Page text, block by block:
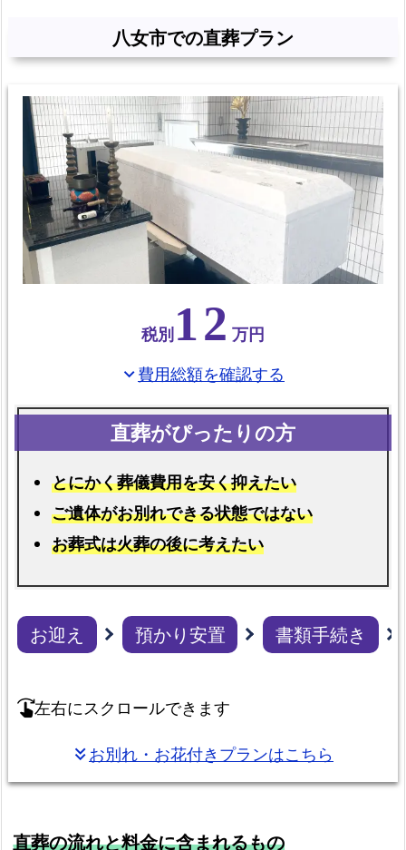
み
も
り
八
市
火
葬
場
八
女
市
で
け
取
葬
祭
付
金
各
プ
ン
八女市での直葬プラン
税別12万円
expand_more費用総額を確認する
とにかく葬儀費用を安く抑えたい
ご遺体がお別れできる状態ではない
お葬式は火葬の後に考えたい
お迎え 預かり安置 書類手続き
swipe_right左右にスクロールできます
keyboard_double_arrow_downお別れ・お花付きプランはこちら
直葬の流れと料金に含まれるもの